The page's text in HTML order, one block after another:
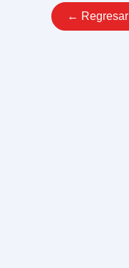
← Regresar